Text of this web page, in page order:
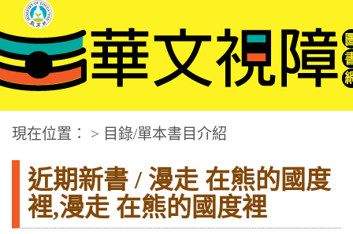
:::中央區塊
華文視障電子圖書網
現在位置： > 目錄/單本書目介紹
近期新書 / 漫走 在熊的國度
裡,漫走 在熊的國度裡